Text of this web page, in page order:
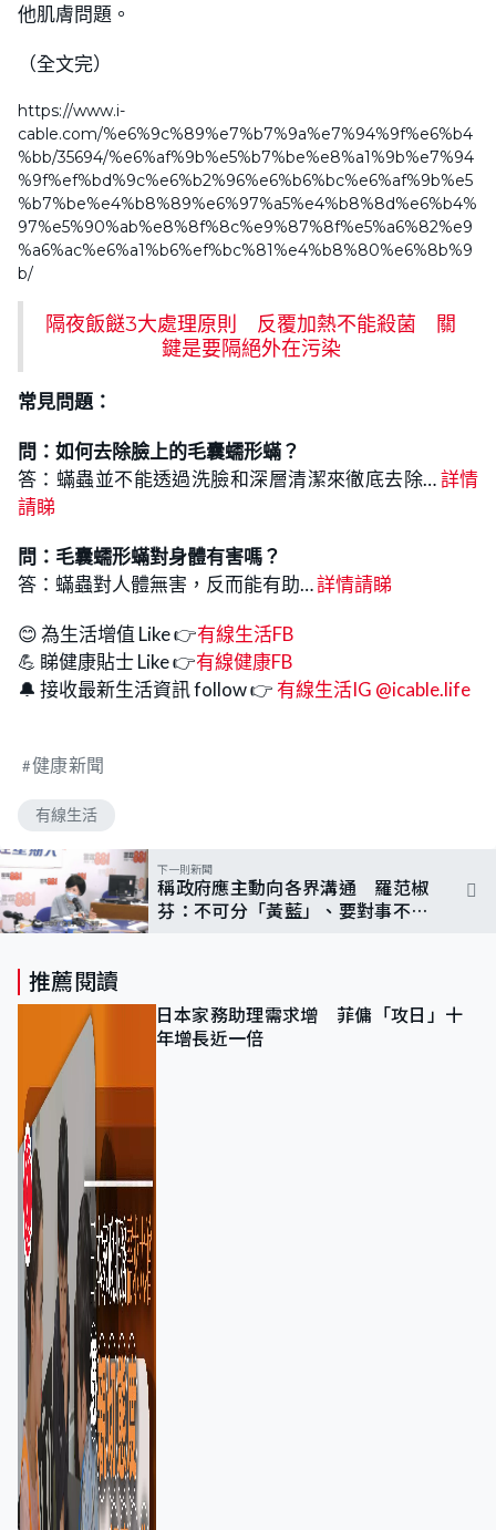
他肌膚問題。
（全文完）
https://www.i-
cable.com/%e6%9c%89%e7%b7%9a%e7%94%9f%e6%b4
%bb/35694/%e6%af%9b%e5%b7%be%e8%a1%9b%e7%94
%9f%ef%bd%9c%e6%b2%96%e6%b6%bc%e6%af%9b%e5
%b7%be%e4%b8%89%e6%97%a5%e4%b8%8d%e6%b4%
97%e5%90%ab%e8%8f%8c%e9%87%8f%e5%a6%82%e9
%a6%ac%e6%a1%b6%ef%bc%81%e4%b8%80%e6%8b%9
b/
隔夜飯餸3大處理原則 反覆加熱不能殺菌 關
鍵是要隔絕外在污染
常見問題：
問： 如何去除臉上的毛囊蠕形蟎？
答：蟎蟲並不能透過洗臉和深層清潔來徹底去除…詳情
請睇
問： 毛囊蠕形蟎對身體有害嗎？
答：蟎蟲對人體無害，反而能有助…詳情請睇
😊 為生活增值 Like 👉有線生活FB
💪 睇健康貼士 Like 👉有線健康FB
🔔 接收最新生活資訊 follow 👉 有線生活IG @icable.life
健康新聞
有線生活
下一則新聞
稱政府應主動向各界溝通 羅范椒
芬：不可分「黃藍」、要對事不對
推薦閱讀
日本家務助理需求增 菲傭「攻日」十
年增長近一倍